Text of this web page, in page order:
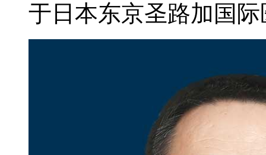
于日本东京圣路加国